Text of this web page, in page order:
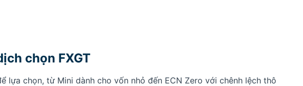
chọn FXGT
lựa chọn, từ Mini dành cho vốn nhỏ đến ECN Zero với chênh lệch thô